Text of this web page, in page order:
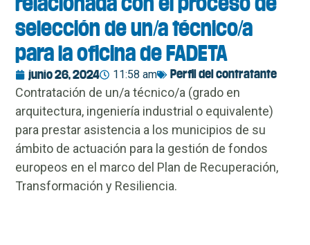
selección de un/a técnico/a
para la oficina de FADETA
junio 26, 2024 11:58 am Perfil del contratante
Contratación de un/a técnico/a (grado en
arquitectura, ingeniería industrial o equivalente)
para prestar asistencia a los municipios de su
ámbito de actuación para la gestión de fondos
europeos en el marco del Plan de Recuperación,
Transformación y Resiliencia.